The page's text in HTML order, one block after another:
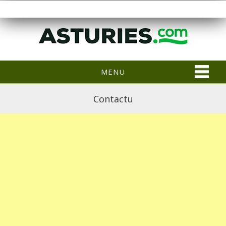
MENU
Contactu